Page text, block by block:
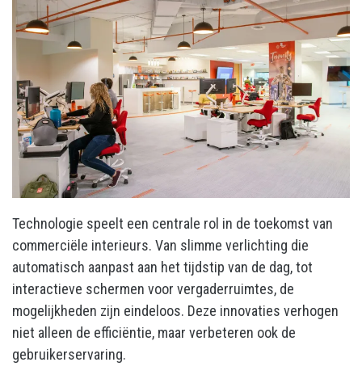
Technologie speelt een centrale rol in de toekomst van
commerciële interieurs. Van slimme verlichting die
automatisch aanpast aan het tijdstip van de dag, tot
interactieve schermen voor vergaderruimtes, de
mogelijkheden zijn eindeloos. Deze innovaties verhogen
niet alleen de efficiëntie, maar verbeteren ook de
gebruikerservaring.